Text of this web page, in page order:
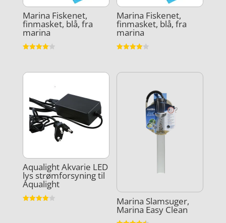
Marina Fiskenet,
finmasket, blå, fra
marina
Marina Fiskenet,
finmasket, blå, fra
marina
Aqualight Akvarie LED
lys strømforsyning til
Aqualight
Marina Slamsuger,
Marina Easy Clean